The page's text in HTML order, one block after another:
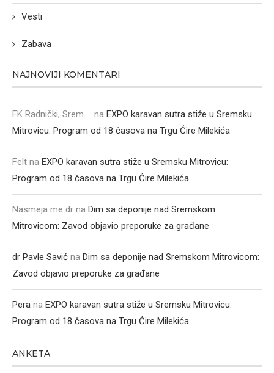
Vesti
Zabava
NAJNOVIJI KOMENTARI
FK Radnički, Srem ... na EXPO karavan sutra stiže u Sremsku
Mitrovicu: Program od 18 časova na Trgu Ćire Milekića
Felt na EXPO karavan sutra stiže u Sremsku Mitrovicu:
Program od 18 časova na Trgu Ćire Milekića
Nasmeja me dr na Dim sa deponije nad Sremskom
Mitrovicom: Zavod objavio preporuke za građane
dr Pavle Savić na Dim sa deponije nad Sremskom Mitrovicom:
Zavod objavio preporuke za građane
Pera na EXPO karavan sutra stiže u Sremsku Mitrovicu:
Program od 18 časova na Trgu Ćire Milekića
ANKETA